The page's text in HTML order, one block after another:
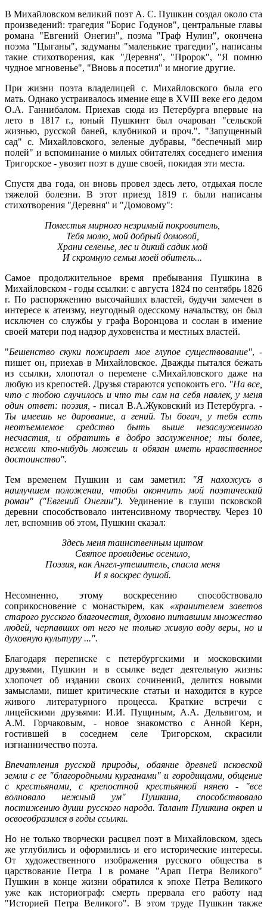
В Михайловском великий поэт А. С. Пушкин создал около ста
произведений: трагедия "Борис Годунов", центральные главы
романа "Евгений Онегин", поэма "Граф Нулин", окончена
поэма "Цыганы", задуманы "маленькие трагедии", написаны
такие стихотворения, как "Деревня", "Пророк", "Я помню
чудное мгновенье", "Вновь я посетил" и многие другие.
При жизни поэта владелицей с. Михайловского была его
мать. Однако устраивалось имение еще в XVIII веке его дедом
О.А. Ганнибалом. Приехав сюда из Петербурга впервые на
лето в 1817 г., юный Пушкинтбыл очарован "сельской
жизнью, русской баней, клубникой и проч.". "Запущенный
сад" с. Михайловского, зеленые дубравы, "беспечный мир
полей" и вспоминание о милых обитателях соседнего имения
Тригорское - увозит поэт в душе своей, покидая эти места.
Спустя два года, он вновь провел здесь лето, отдыхая после
тяжелой болезни. В этот приезд 1819 г. были написаны
стихотворения "Деревня" и "Домовому":
Поместья мирного незримый покровитель,
Тебя молю, мой добрый домовой,
Храни селенье, лес и дикий садик мой
И скромную семьи моей обитель...
Самое продолжительное время пребывания Пушкина в
Михайловском - годы ссылки: с августа 1824 по сентябрь 1826
г. По распоряжению высочайших властей, будучи замечен в
интересе к атеизму, неугодный одесскому начальству, он был
исключен со службы у графа Воронцова и сослан в имение
своей матери под надзор духовенства и местных властей.
"Бешенство скуки пожирает мое глупое существование", -
пишет он, приехав в Михайловское. Дважды пытался бежать
из ссылки, хлопотал о перемене с.Михайловскогодаже на
любую из крепостей. Друзья стараются успокоить его. "На все,
что с тобою случилось и что ты сам на себя навлек, у меня
один ответ: поэзия, - писал В.А.Жуковский из Петербурга. -
Ты имеешь не дарование, а гений. Ты богач, у тебя есть
неотъемлемое средство быть выше незаслуженного
несчастия, и обратитьв доброзаслуженное; ты более,
нежели кто-нибудь можешь и обязан иметь нравственное
достоинство".
Тем временем Пушкин и сам заметил:
"Я нахожусь в
наилучшем положении, чтобы окончить мой поэтический
роман" ("Евгений Онегин"). Уединение в глуши псковской
деревни способствовало интенсивному творчеству. Через 10
лет, вспомнив об этом, Пушкин сказал:
Здесь меня таинственным щитом
Святое провиденье осенило,
Поэзия, как Ангел-утешитель, спасла меня
И я воскрес душой.
Несомненно, этому воскресению способствовало
соприкосновение с монастырем, как «хранителем заветов
старого русского благочестия, духовно питавшим множество
людей, черпавших от него не только живую воду веры, но и
духовную культуру ...".
Благодаря переписке с петербургскими и московскими
друзьями, Пушкин и в ссылке ведет деятельную жизнь:
хлопочет об издании своих сочинений, делится новыми
замыслами, пишет критические статьи и находится в курсе
живого литературного процесса. Краткие встречи с
лицейскими друзьями: И.И. Пущиным, А.А. Дельвигом, и
А.М. Горчаковым, - новое знакомство с Анной Керн,
гостившей в соседнем селе Тригорском, скрасили
изгнанничество поэта.
Впечатления русской природы, обаяние древней псковской
земли с ее "благородными курганами" и городищами, общение
с крестьянами, с крепостной крестьянкой нянею- "все
волновало нежный ум" Пушкина, способствовало
постижению души русского народа. Талант Пушкина окреп и
освоеобразился в годы ссылки.
Но не только творчески расцвел поэт в Михайловском, здесь
же углубились и оформились и его исторические интересы.
От художественного изображения русского общества в
царствование Петра I в романе "Арап Петра Великого"
Пушкин в конце жизни обратился к эпохе Петра Великого
уже как историограф: смерть прервала его работу над
"Историей Петра Великого". В этом труде Пушкин также